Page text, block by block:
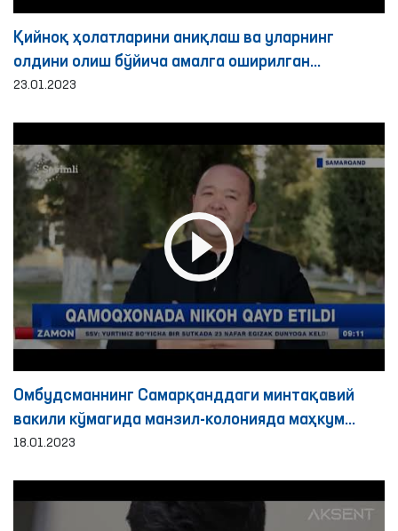
Қийноқ ҳолатларини аниқлаш ва уларнинг
олдини олиш бўйича амалга оширилган
ислоҳотлар
23.01.2023
Омбудсманнинг Самарқанддаги минтақавий
вакили кўмагида манзил-колонияда маҳкум
никоҳи қайд этилди
18.01.2023